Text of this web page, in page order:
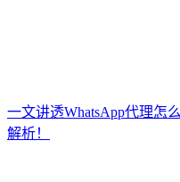
一文讲透WhatsApp代理怎
解析！